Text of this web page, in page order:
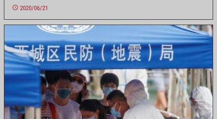
2020/06/21